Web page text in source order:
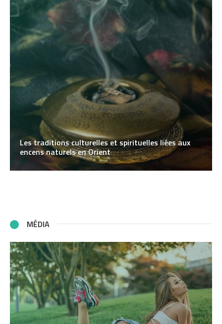
Les traditions culturelles et spirituelles liées aux
encens naturels en Orient
MÉDIA